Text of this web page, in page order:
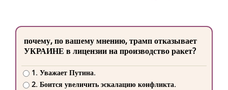
почему, по вашему мнению, трамп отказывает
УКРАИНЕ в лицензии на производство ракет?
1. Уважает Путина.
2. Боится увеличить эскалацию конфликта.